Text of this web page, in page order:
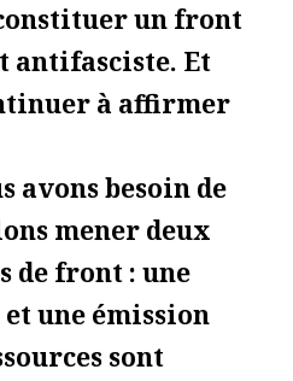
un front
antifasciste. Et
à affirmer
avons besoin de
mener deux
de front : une
une émission
sont